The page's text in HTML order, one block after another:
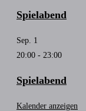
Spielabend
Sep. 1
20:00 - 23:00
Spielabend
Kalender anzeigen